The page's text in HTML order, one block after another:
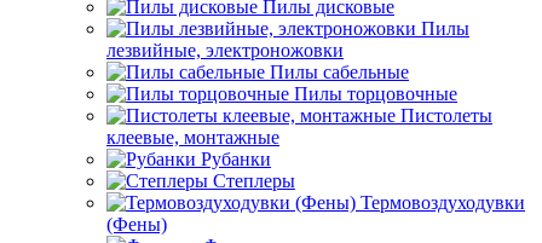
Пилы дисковые
Пилы
лезвийные, электроножовки
Пилы сабельные
Пилы торцовочные
Пистолеты
клеевые, монтажные
Рубанки
Степлеры
Термовоздуходувки
(Фены)